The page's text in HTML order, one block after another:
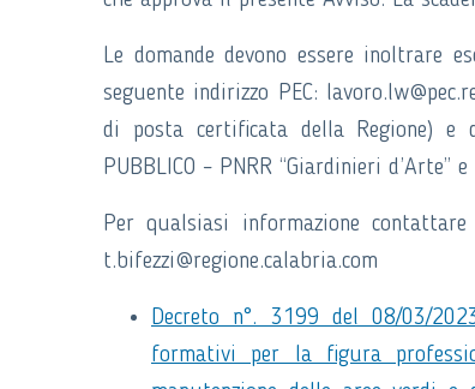
Le domande devono essere inoltrare
seguente indirizzo PEC:
di posta certificata della Regione) e
PUBBLICO – PNRR “Giardinieri
Per qualsiasi informazione
t.bifezzi@regione.calabria.com
Decreto n°. 3199 del 08/03/
formativi per la figura